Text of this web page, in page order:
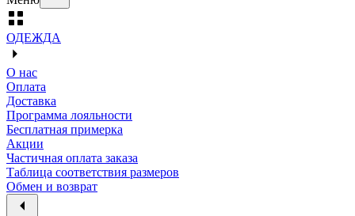
ОДЕЖДА
О нас
Оплата
Доставка
Программа лояльности
Бесплатная примерка
Акции
Частичная оплата заказа
Таблица соответствия размеров
Обмен и возврат